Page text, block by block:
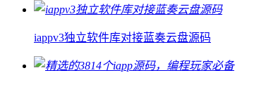
iappv3独立软件库对接蓝奏云盘源码